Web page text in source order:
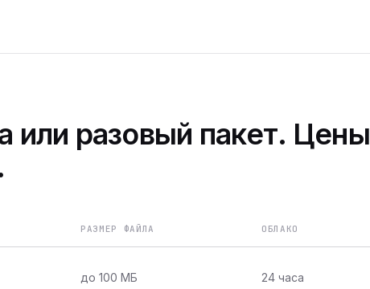
или разовый пакет. Цены
РАЗМЕР ФАЙЛА ОБЛАКО
до 100 МБ 24 часа